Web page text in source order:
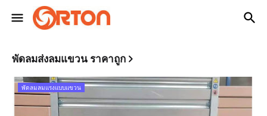
พัดลมส่งลมแขวน ราคาถูก
พัดลมลมแรงแบบแขวน